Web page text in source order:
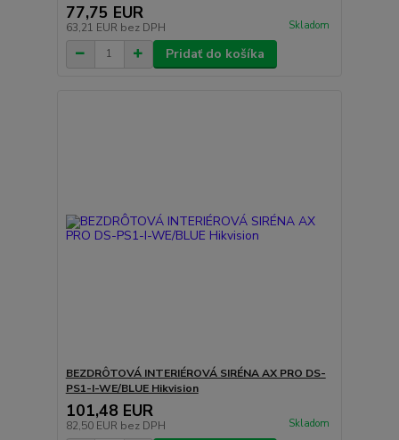
77,75 EUR
63,21 EUR bez DPH Skladom
Pridať do košíka
BEZDRÔTOVÁ INTERIÉROVÁ SIRÉNA AX PRO DS-
PS1-I-WE/BLUE Hikvision
101,48 EUR
82,50 EUR bez DPH Skladom